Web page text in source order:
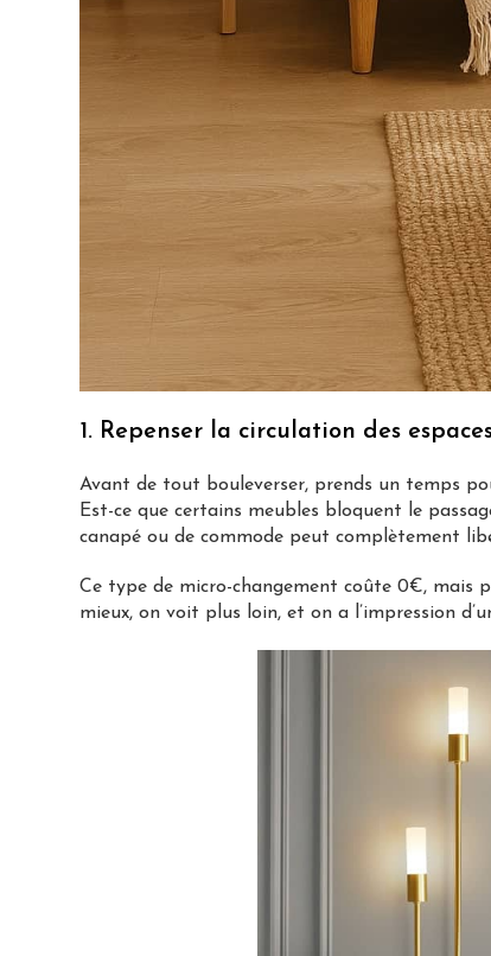
1. Repenser la circulation des
Avant de tout bouleverser, prends un temps
Est-ce que certains meubles bloquent le
canapé ou de commode peut complètement
Ce type de micro-changement coûte 0€, mais
mieux, on voit plus loin, et on a l’impression